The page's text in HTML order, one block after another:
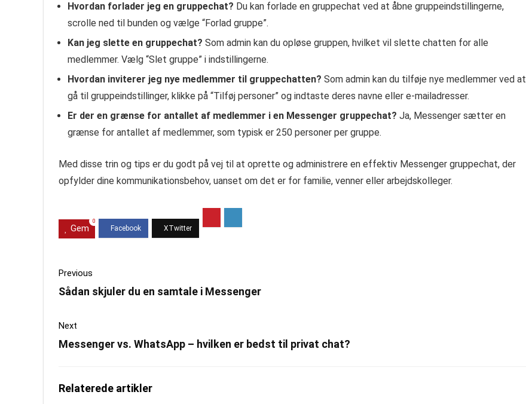
Hvordan forlader jeg en gruppechat? Du kan forlade en gruppechat ved at åbne gruppeindstillingerne,
scrolle ned til bunden og vælge “Forlad gruppe”.
Kan jeg slette en gruppechat? Som admin kan du opløse gruppen, hvilket vil slette chatten for alle
medlemmer. Vælg “Slet gruppe” i indstillingerne.
Hvordan inviterer jeg nye medlemmer til gruppechatten? Som admin kan du tilføje nye medlemmer ved at
gå til gruppeindstillinger, klikke på “Tilføj personer” og indtaste deres navne eller e-mailadresser.
Er der en grænse for antallet af medlemmer i en Messenger gruppechat? Ja, Messenger sætter en
grænse for antallet af medlemmer, som typisk er 250 personer per gruppe.
Med disse trin og tips er du godt på vej til at oprette og administrere en effektiv Messenger gruppechat, der
opfylder dine kommunikationsbehov, uanset om det er for familie, venner eller arbejdskolleger.
Gem
0
Previous
Sådan skjuler du en samtale i Messenger
Next
Messenger vs. WhatsApp – hvilken er bedst til privat chat?
Relaterede artikler